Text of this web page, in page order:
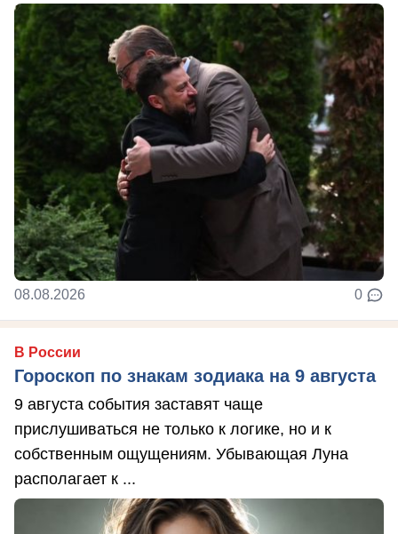
08.08.2026 0
В России
Гороскоп по знакам зодиака на 9 августа
9 августа события заставят чаще
прислушиваться не только к логике, но и к
собственным ощущениям. Убывающая Луна
располагает к ...